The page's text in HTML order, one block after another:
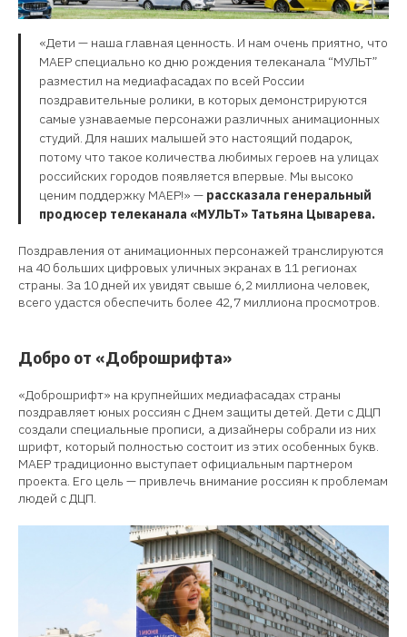
«Дети — наша главная ценность. И нам очень приятно, что
МАЕР специально ко дню рождения телеканала “МУЛЬТ”
разместил на медиафасадах по всей России
поздравительные ролики, в которых демонстрируются
самые узнаваемые персонажи различных анимационных
студий. Для наших малышей это настоящий подарок,
потому что такое количества любимых героев на улицах
российских городов появляется впервые. Мы высоко
ценим поддержку МАЕР!» — рассказала генеральный
продюсер телеканала «МУЛЬТ» Татьяна Цыварева.
Поздравления от анимационных персонажей транслируются
на 40 больших цифровых уличных экранах в 11 регионах
страны. За 10 дней их увидят свыше 6,2 миллиона человек,
всего удастся обеспечить более 42,7 миллиона просмотров.
Добро от «Доброшрифта»
«Доброшрифт» на крупнейших медиафасадах страны
поздравляет юных россиян с Днем защиты детей. Дети с ДЦП
создали специальные прописи, а дизайнеры собрали из них
шрифт, который полностью состоит из этих особенных букв.
МАЕР традиционно выступает официальным партнером
проекта. Его цель — привлечь внимание россиян к проблемам
людей с ДЦП.